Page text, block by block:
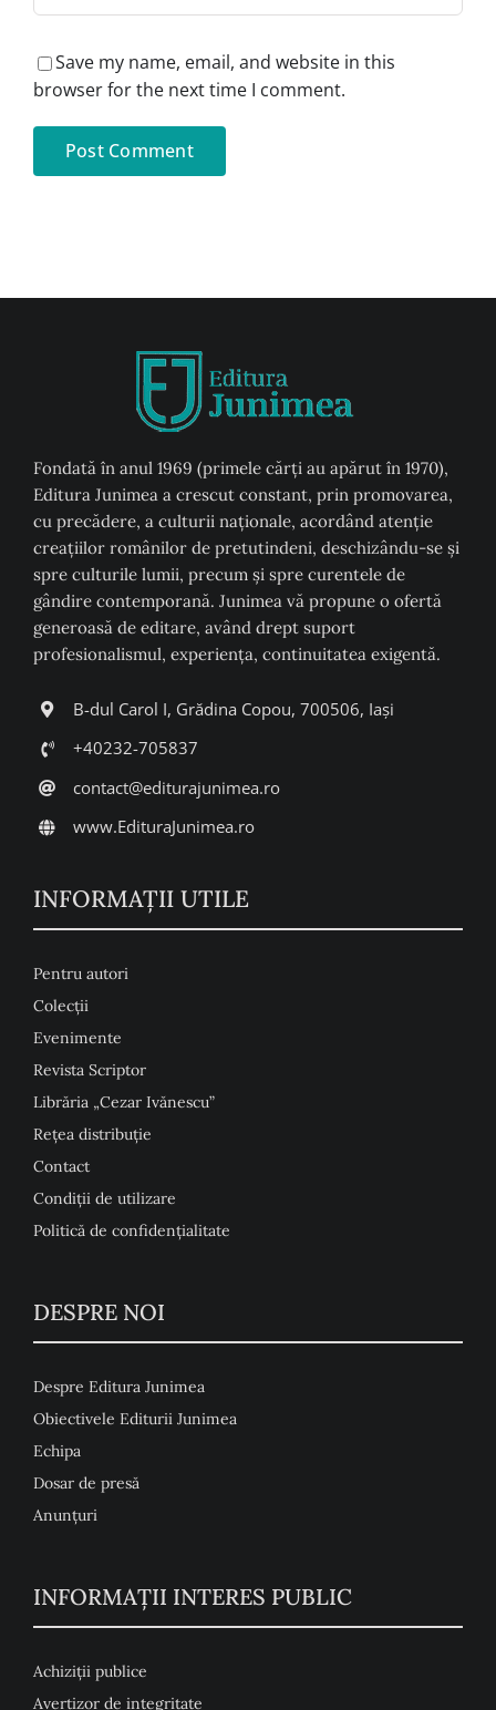
Save my name, email, and website in this
browser for the next time I comment.
Fondată în anul 1969 (primele cărți au apărut în 1970),
Editura Junimea a crescut constant, prin promovarea,
cu precădere, a culturii naţionale, acordând atenţie
creaţiilor românilor de pretutindeni, deschizându-se şi
spre culturile lumii, precum şi spre curentele de
gândire contemporană. Junimea vă propune o ofertă
generoasă de editare, având drept suport
profesionalismul, experiența, continuitatea exigentă.
B-dul Carol I, Grădina Copou, 700506, Iași
+40232-705837
contact@editurajunimea.ro
www.EdituraJunimea.ro
INFORMAŢII UTILE
Pentru autori
Colecţii
Evenimente
Revista Scriptor
Librăria „Cezar Ivănescu”
Rețea distribuție
Contact
Condiţii de utilizare
Politică de confidențialitate
DESPRE NOI
Despre Editura Junimea
Obiectivele Editurii Junimea
Echipa
Dosar de presă
Anunţuri
INFORMAȚII INTERES PUBLIC
Achiziții publice
Avertizor de integritate